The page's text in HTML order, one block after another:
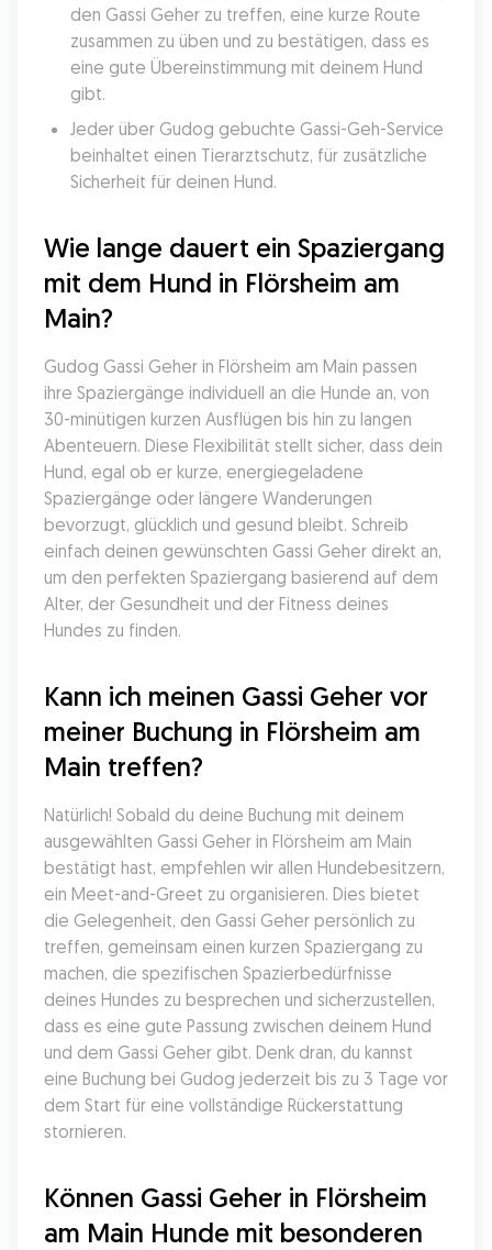
den Gassi Geher zu treffen, eine kurze Route
zusammen zu üben und zu bestätigen, dass es
eine gute Übereinstimmung mit deinem Hund
gibt.
Jeder über Gudog gebuchte Gassi-Geh-Service
beinhaltet einen Tierarztschutz, für zusätzliche
Sicherheit für deinen Hund.
Wie lange dauert ein Spaziergang
mit dem Hund in Flörsheim am
Main?
Gudog Gassi Geher in Flörsheim am Main passen
ihre Spaziergänge individuell an die Hunde an, von
30-minütigen kurzen Ausflügen bis hin zu langen
Abenteuern. Diese Flexibilität stellt sicher, dass dein
Hund, egal ob er kurze, energiegeladene
Spaziergänge oder längere Wanderungen
bevorzugt, glücklich und gesund bleibt. Schreib
einfach deinen gewünschten Gassi Geher direkt an,
um den perfekten Spaziergang basierend auf dem
Alter, der Gesundheit und der Fitness deines
Hundes zu finden.
Kann ich meinen Gassi Geher vor
meiner Buchung in Flörsheim am
Main treffen?
Natürlich! Sobald du deine Buchung mit deinem
ausgewählten Gassi Geher in Flörsheim am Main
bestätigt hast, empfehlen wir allen Hundebesitzern,
ein Meet-and-Greet zu organisieren. Dies bietet
die Gelegenheit, den Gassi Geher persönlich zu
treffen, gemeinsam einen kurzen Spaziergang zu
machen, die spezifischen Spazierbedürfnisse
deines Hundes zu besprechen und sicherzustellen,
dass es eine gute Passung zwischen deinem Hund
und dem Gassi Geher gibt. Denk dran, du kannst
eine Buchung bei Gudog jederzeit bis zu 3 Tage vor
dem Start für eine vollständige Rückerstattung
stornieren.
Können Gassi Geher in Flörsheim
am Main Hunde mit besonderen